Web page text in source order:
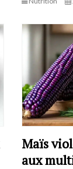
Maïs
aux